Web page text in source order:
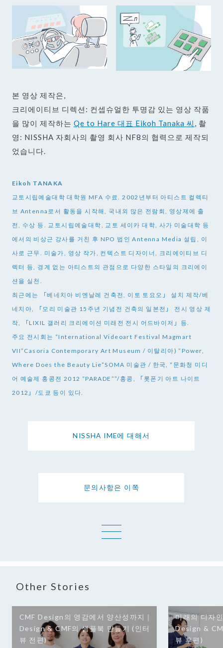
본 영상 제작은,
크리에이티브 디렉션: 컨셉슈얼한 투명감 있는 영상 작품
을 많이 제작하는 Qe to Hare 대표 Eikoh Tanaka 씨 , 촬
영: NISSHA 자회사의 촬영 회사 NF8의 협력으로 제작되
었습니다.
Eikoh TANAKA
교토시립예술대학 대학원 MFA 수료. 2002년부터 아티스트 컬렉티
브 Antenna로서 활동을 시작해, 국내외 많은 전람회, 영상제에 출
전, 수상 등. 교토시립예술대학, 교토 세이카 대학, 사가 미술대학 등
에서의 비상근 강사를 거친 후 NPO 법인 Antenna Media 설립, 이
사로 근무. 미술가, 영상 작가, 컨텍스트 디자이너, 크리에이티브 디
렉터 등, 경계 없는 아티스트의 관점으로 다양한 스타일의 크리에이
션을 실천.
최근에는 「베네치아 비엔날레 건축전, 이토 토요오」 설치 제작/베
네치아, 「모리 미술관 15주년 기념전 건축의 일본전」 전시 영상 제
작, 「LIXIL 갤러리 크리에이션 미래전 전시 어드바이저」등.
주요 전시회는 “International Videoart Festival Magmart
VII”Casoria Contemporary Art Museum / 이탈리아) “Power,
Where Does the Beauty Lie”SOMA 미술관 / 한국, “문화청 미디
어 예술제 홍콩전 2012 “PARADE””/홍콩, 「롯폰기 아트 나이트
2012」/도쿄 등이 있다.
NISSHA IME에 대해서
문의사항은 이쪽
Other Stories
CMF Design의 영감에서 양산성까지｜
Design & CMF의 샘플북 만들기 (인터
뷰 전편)
미래의 디자
Design &
뷰 후편)